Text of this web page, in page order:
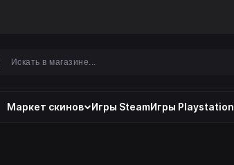
Маркет скинов Игры SteamИгры Playstation